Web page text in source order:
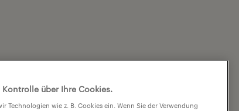
über Ihre Cookies.
Technologien wie z. B. Cookies ein. Wenn Sie der Verwendung